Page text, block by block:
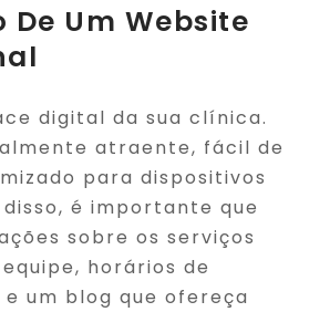
De Um Website
digital da sua clínica.
atraente, fácil de
para dispositivos
é importante que
sobre os serviços
horários de
um blog que ofereça